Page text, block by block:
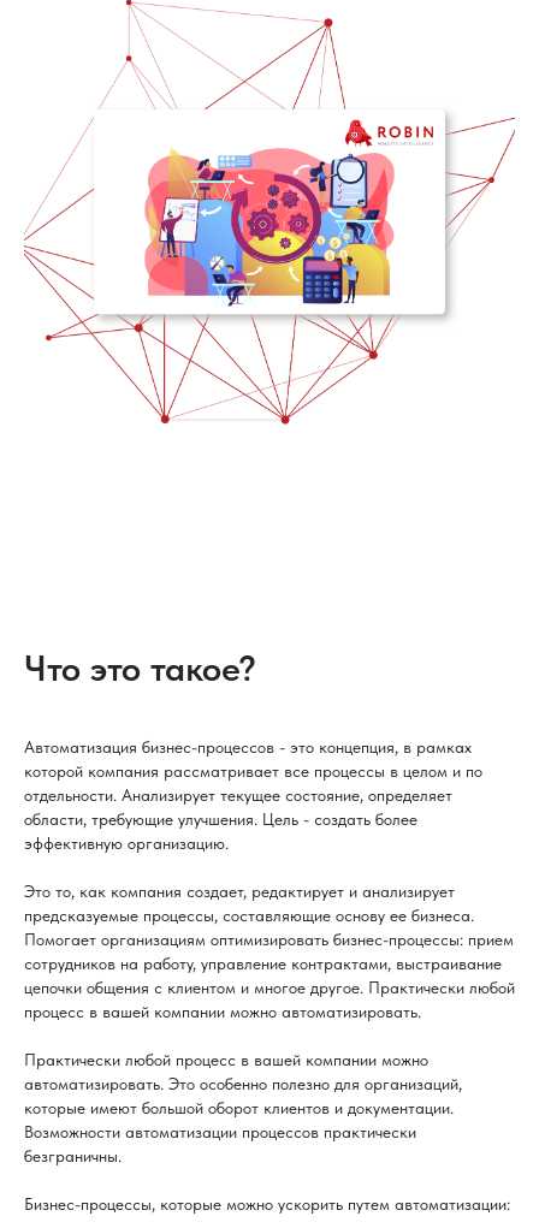
Что это такое?
Автоматизация бизнес-процессов - это концепция, в рамках
которой компания рассматривает все процессы в целом и по
отдельности. Анализирует текущее состояние, определяет
области, требующие улучшения. Цель - создать более
эффективную организацию.
Это то, как компания создает, редактирует и анализирует
предсказуемые процессы, составляющие основу ее бизнеса.
Помогает организациям оптимизировать бизнес-процессы: прием
сотрудников на работу, управление контрактами, выстраивание
цепочки общения с клиентом и многое другое. Практически любой
процесс в вашей компании можно автоматизировать.
Практически любой процесс в вашей компании можно
автоматизировать. Это особенно полезно для организаций,
которые имеют большой оборот клиентов и документации.
Возможности автоматизации процессов практически
безграничны.
Бизнес-процессы, которые можно ускорить путем автоматизации: